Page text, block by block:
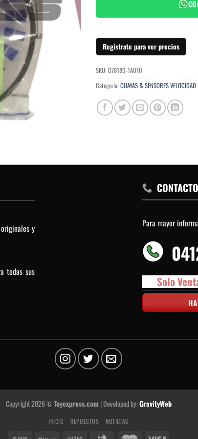
Regístrate para ver precios
SKU: G78180-1A010
Categoría: GUAYAS & SENSORES VELOCIDAD
y
todas sus
CONTACTO
Para mayor
Solo
Copyright 2026 ©Toyoxpress.com | Developed by:GravityWeb
INICIO REPUESTOS NOTICIAS